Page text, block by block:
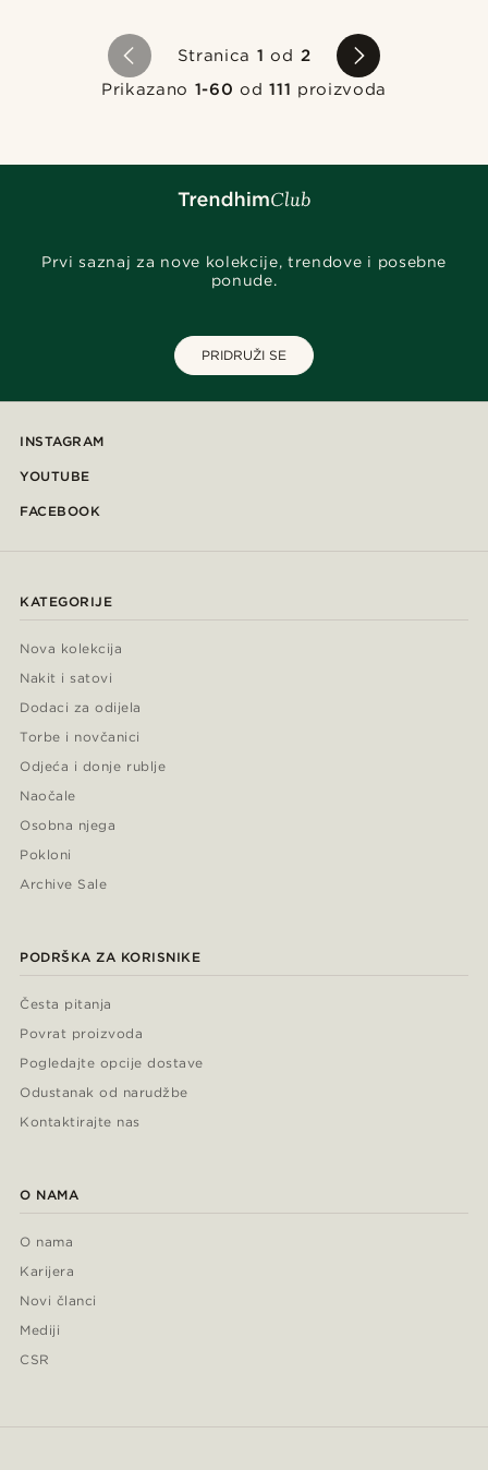
Stranica 1 od 2
Prikazano 1-60 od111 proizvoda
Prvi saznaj za nove kolekcije, trendove i posebne
ponude.
PRIDRUŽI SE
INSTAGRAM
YOUTUBE
FACEBOOK
KATEGORIJE
Nova kolekcija
Nakit i satovi
Dodaci za odijela
Torbe i novčanici
Odjeća i donje rublje
Naočale
Osobna njega
Pokloni
Archive Sale
PODRŠKA ZA KORISNIKE
Česta pitanja
Povrat proizvoda
Pogledajte opcije dostave
Odustanak od narudžbe
Kontaktirajte nas
O NAMA
O nama
Karijera
Novi članci
Mediji
CSR